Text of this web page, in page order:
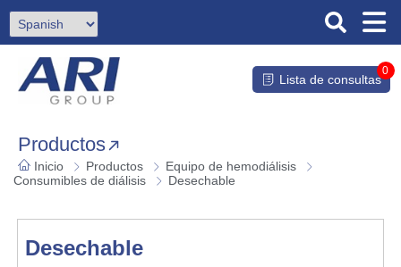
Lista de consultas
0
Productos
Inicio Productos
Equipo de hemodiálisis
Consumibles de diálisis
Desechable
Desechable